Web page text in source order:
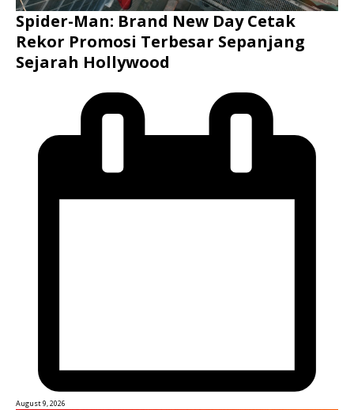
Spider-Man: Brand New Day Cetak
Rekor Promosi Terbesar Sepanjang
Sejarah Hollywood
August 9, 2026